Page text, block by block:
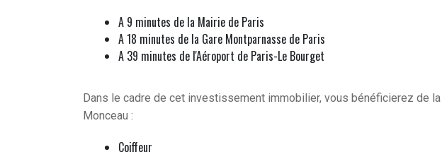
A 9 minutes de la Mairie de Paris
A 18 minutes de la Gare Montparnasse de Paris
A 39 minutes de l'Aéroport de Paris-Le Bourget
Dans le cadre de cet investissement immobilier, vous bénéficierez de
Monceau :
Coiffeur